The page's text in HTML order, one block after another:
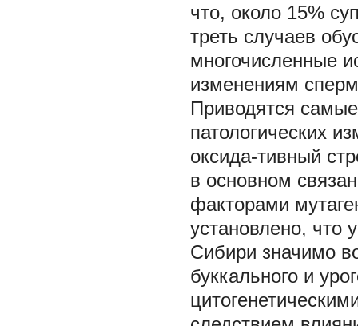
что, около 15%
треть случаев
многочисленные
изменениям
Приводятся
патологических
оксида-тивный
в основном
факторами
установлено, что
Сибири значимо
буккального и